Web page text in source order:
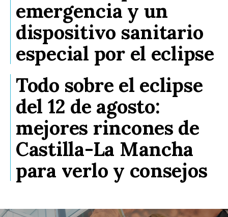
emergencia y un
dispositivo sanitario
especial por el eclipse
Todo sobre el eclipse
del 12 de agosto:
mejores rincones de
Castilla-La Mancha
para verlo y consejos